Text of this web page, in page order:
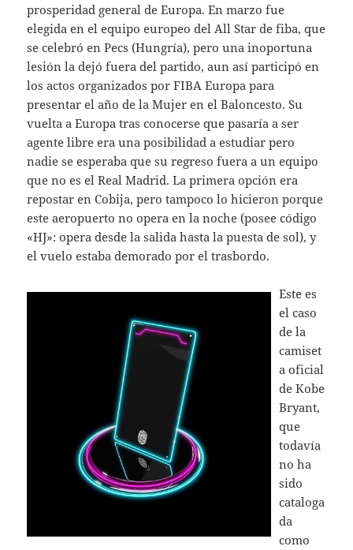
prosperidad general de Europa. En marzo fue
elegida en el equipo europeo del All Star de fiba, que
se celebró en Pecs (Hungría), pero una inoportuna
lesión la dejó fuera del partido, aun así participó en
los actos organizados por FIBA Europa para
presentar el año de la Mujer en el Baloncesto. Su
vuelta a Europa tras conocerse que pasaría a ser
agente libre era una posibilidad a estudiar pero
nadie se esperaba que su regreso fuera a un equipo
que no es el Real Madrid. La primera opción era
repostar en Cobija, pero tampoco lo hicieron porque
este aeropuerto no opera en la noche (posee código
«HJ»: opera desde la salida hasta la puesta de sol), y
el vuelo estaba demorado por el trasbordo.
Este es
el caso
de la
camiset
a oficial
de Kobe
Bryant,
que
todavía
no ha
sido
cataloga
da
como